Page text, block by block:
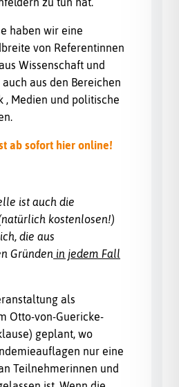
haben wir eine
von Referentinnen
Wissenschaft und
aus den Bereichen
, Medien und politische
ab sofort hier online!
ist auch die
kostenlosen!)
die aus
Gründen in jedem Fall
als
Otto-von-Guericke-
geplant, wo
nur eine
Teilnehmerinnen und